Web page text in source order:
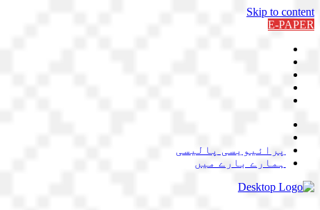
Skip to content
E-PAPER
پرائیویسی پالیسی
ہمارے بارے میں